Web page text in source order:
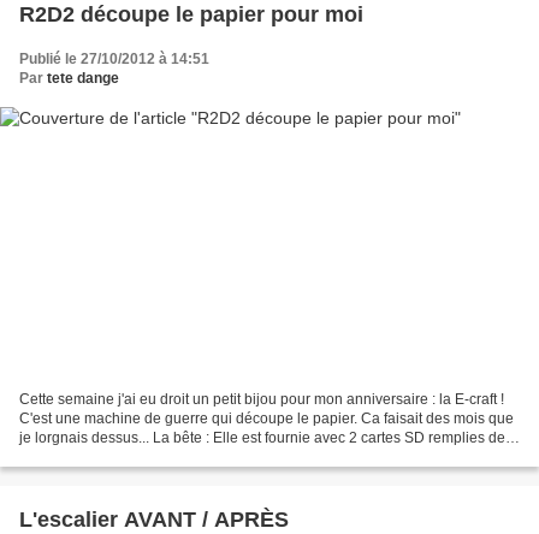
R2D2 découpe le papier pour moi
Publié le 27/10/2012 à 14:51
Par tete dange
Cette semaine j'ai eu droit un petit bijou pour mon anniversaire : la E-craft !
C'est une machine de guerre qui découpe le papier. Ca faisait des mois que
je lorgnais dessus... La bête : Elle est fournie avec 2 cartes SD remplies de
L'escalier AVANT / APRÈS